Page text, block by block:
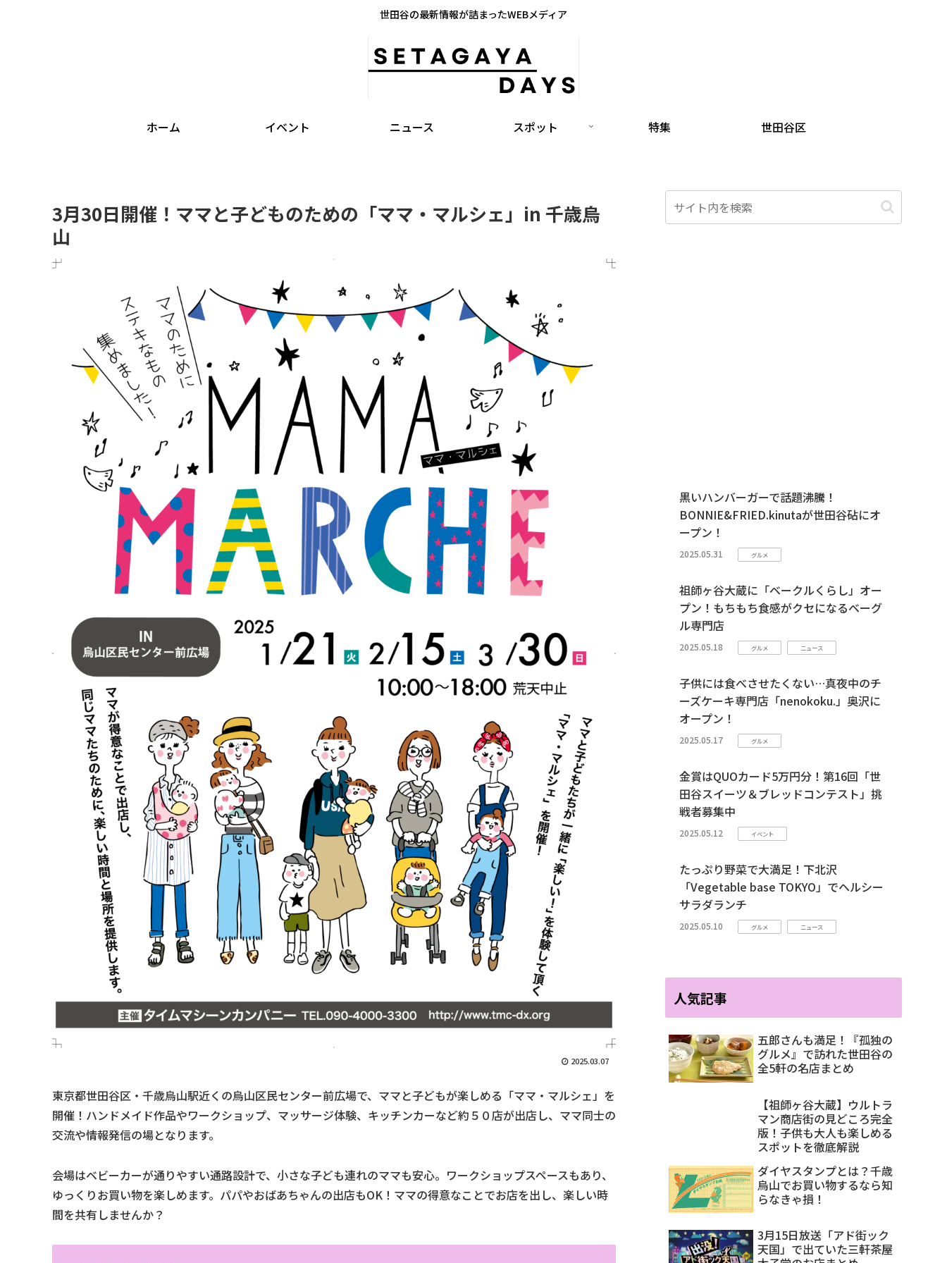
世田谷の最新情報が詰まったWEBメディア
ホーム イベント ニュース スポット 特集 世田谷区
3月30日開催！ママと子どものための「ママ・マルシェ」in 千歳烏
山
2025.03.07
東京都世田谷区・千歳烏山駅近くの烏山区民センター前広場で、ママと子どもが楽しめる「ママ・マルシェ」を
開催！ハンドメイド作品やワークショップ、マッサージ体験、キッチンカーなど約５０店が出店し、ママ同士の
交流や情報発信の場となります。
会場はベビーカーが通りやすい通路設計で、小さな子ども連れのママも安心。ワークショップスペースもあり、
ゆっくりお買い物を楽しめます。パパやおばあちゃんの出店もOK！ママの得意なことでお店を出し、楽しい時
間を共有しませんか？
黒いハンバーガーで話題沸騰！
BONNIE&FRIED.kinutaが世田谷砧にオ
ープン！
2025.05.31 グルメ
祖師ヶ谷大蔵に「ベークルくらし」オー
プン！もちもち食感がクセになるベーグ
ル専門店
2025.05.18 グルメ ニュース
子供には食べさせたくない…真夜中のチ
ーズケーキ専門店「nenokoku.」奥沢に
オープン！
2025.05.17 グルメ
金賞はQUOカード5万円分！第16回「世
田谷スイーツ＆ブレッドコンテスト」挑
戦者募集中
2025.05.12 イベント
たっぷり野菜で大満足！下北沢
「Vegetable base TOKYO」でヘルシー
サラダランチ
2025.05.10 グルメ ニュース
人気記事
五郎さんも満足！『孤独の
グルメ』で訪れた世田谷の
全5軒の名店まとめ
【祖師ヶ谷大蔵】ウルトラ
マン商店街の見どころ完全
版！子供も大人も楽しめる
スポットを徹底解説
ダイヤスタンプとは？千歳
烏山でお買い物するなら知
らなきゃ損！
3月15日放送「アド街ック
天国」で出ていた三軒茶屋